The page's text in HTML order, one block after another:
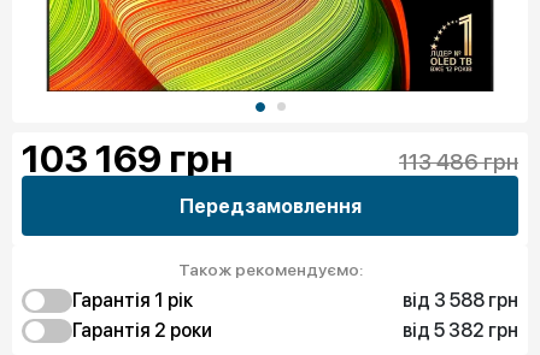
103 169 грн 113 486 грн
Передзамовлення
Також рекомендуємо:
Гарантія 1 рік
від 3 588 грн
Захист від браку
3 588 грн
Гарантія 2 роки
від 5 382 грн